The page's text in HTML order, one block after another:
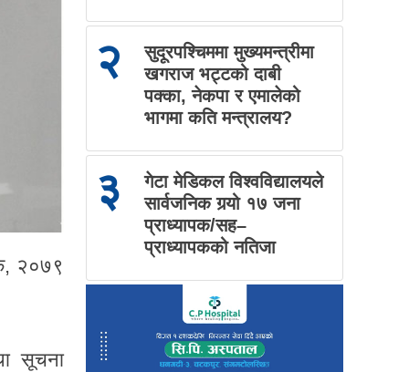
२०७९
सूचना
२
सुदूरपश्चिममा मुख्यमन्त्रीमा
खगराज भट्टको दाबी
पक्का, नेकपा र एमालेको
भागमा कति मन्त्रालय?
३
गेटा मेडिकल विश्वविद्यालयले
सार्वजनिक गर्‍यो १७ जना
प्राध्यापक/सह–
प्राध्यापकको नतिजा